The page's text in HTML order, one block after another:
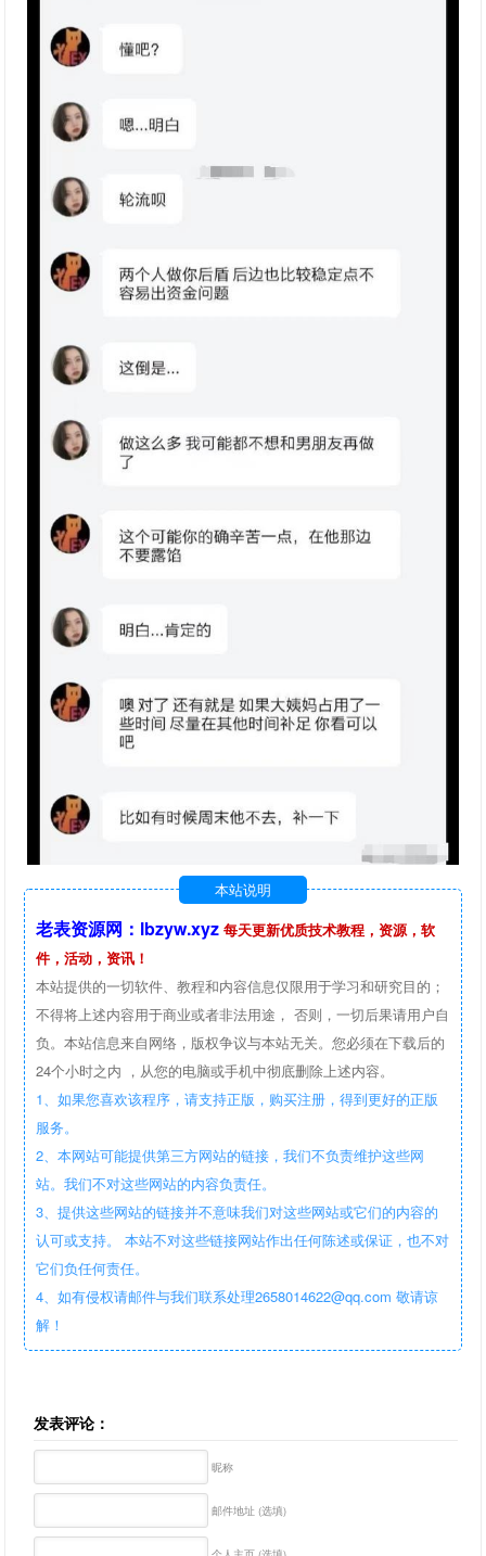
本站说明
老表资源网：lbzyw.xyz 每天更新优质技术教程，资源，软
件，活动，资讯！
本站提供的一切软件、教程和内容信息仅限用于学习和研究目的；
不得将上述内容用于商业或者非法用途， 否则，一切后果请用户自
负。本站信息来自网络，版权争议与本站无关。您必须在下载后的
24个小时之内 ，从您的电脑或手机中彻底删除上述内容。
1、如果您喜欢该程序，请支持正版，购买注册，得到更好的正版
服务。
2、本网站可能提供第三方网站的链接，我们不负责维护这些网
站。我们不对这些网站的内容负责任。
3、提供这些网站的链接并不意味我们对这些网站或它们的内容的
认可或支持。 本站不对这些链接网站作出任何陈述或保证，也不对
它们负任何责任。
4、如有侵权请邮件与我们联系处理2658014622@qq.com 敬请谅
解！
发表评论：
昵称
邮件地址 (选填)